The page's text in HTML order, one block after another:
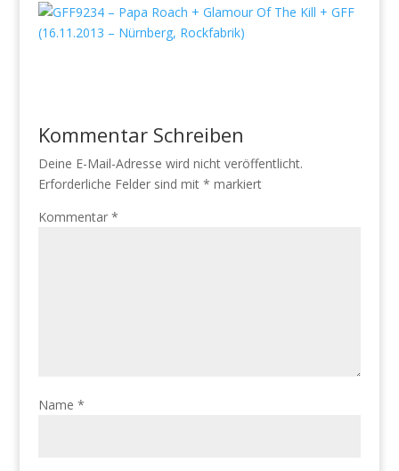
Kommentar Schreiben
Deine E-Mail-Adresse wird nicht veröffentlicht.
Erforderliche Felder sind mit * markiert
Kommentar *
Name *